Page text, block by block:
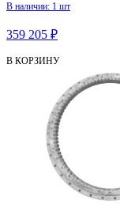
В наличии: 1 шт
359 205 ₽
В КОРЗИНУ